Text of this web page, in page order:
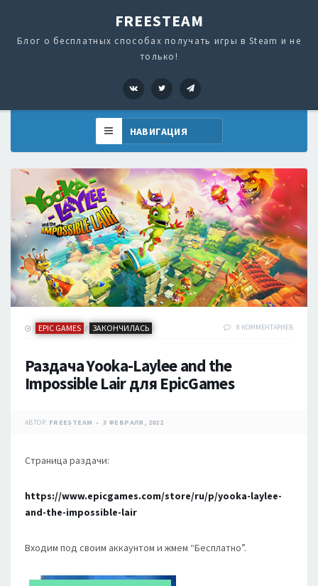
FREESTEAM
Блог о бесплатных способах получать игры в Steam и не
только!
VK Twitter
EPIC GAMES / ЗАКОНЧИЛАСЬ 8 КОММЕНТАРИЕВ
Раздача Yooka-Laylee and the
Impossible Lair для EpicGames
АВТОР: FREESTEAM 3 ФЕВРАЛЯ, 2022
Страница раздачи:
https://www.epicgames.com/store/ru/p/yooka-laylee-
and-the-impossible-lair
Входим под своим аккаунтом и жмем “Бесплатно”.